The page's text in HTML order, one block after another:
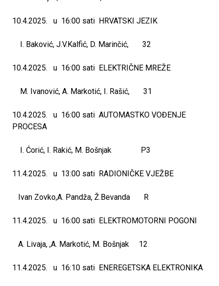
10.4.2025. u 16:00 sati HRVATSKI JEZIK
I. Baković, J.V.Kalfić, D. Marinčić, 32
10.4.2025. u 16:00 sati ELEKTRIČNE MREŽE
M. Ivanović, A. Markotić, I. Rašić, 31
10.4.2025. u 16:00 sati AUTOMASTKO VOĐENJE
PROCESA
I. Ćorić, I. Rakić, M. Bošnjak P3
11.4.2025. u 13:00 sati RADIONIČKE VJEŽBE
Ivan Zovko,A. Pandža, Ž.Bevanda R
11.4.2025. u 16:00 sati ELEKTROMOTORNI POGONI
A. Livaja, ,A. Markotić, M. Bošnjak 12
11.4.2025. u 16:10 sati ENEREGETSKA ELEKTRONIKA